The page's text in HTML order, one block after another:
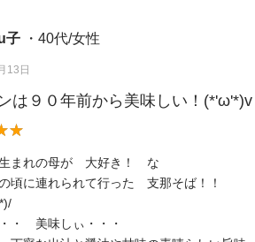
子 ・40代/女性
13日
は９０年前から美味しい！(*'ω'*)v
まれの母が 大好き！ な
頃に連れられて行った 支那そば！！
・ 美味しぃ・・・